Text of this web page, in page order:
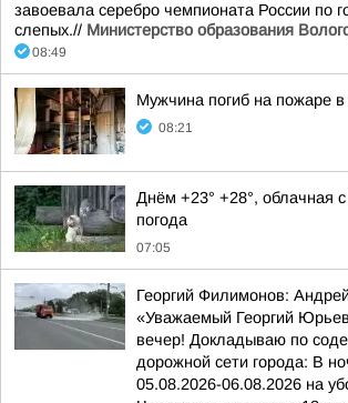
завоевала серебро чемпионата России по
слепых.// Министерство образования
08:49
Мужчина погиб на пожаре в
08:21
Днём +23° +28°, облачная
погода
07:05
Георгий Филимонов:
«Уважаемый Георгий
вечер! Докладываю по
дорожной сети города: В
05.08.2026-06.08.2026 на